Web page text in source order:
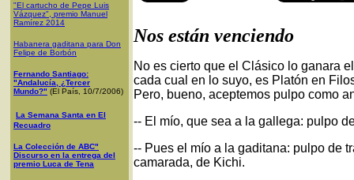
"El cartucho de Pepe Luis
Vázquez", premio Manuel
Ramírez 2014
Habanera gaditana para Don
Felipe de Borbón
Fernando Santiago:
"Andalucía, ¿Tercer
Mundo?" (El País, 10/7/2006)
La Semana Santa en El
Recuadro
La Colección de ABC"
Discurso en la entrega del
premio Luca de Tena
Nos están venciendo
No es cierto que el Clásico lo ganara
cada cual en lo suyo, es Platón en
Pero, bueno, aceptemos pulpo como
-- El mío, que sea a la gallega: pulpo
-- Pues el mío a la gaditana: pulpo de
camarada, de Kichi.